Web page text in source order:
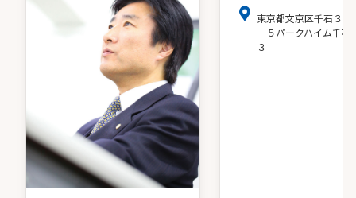
東京都文京区千石３－
－５パークハイム千石
３